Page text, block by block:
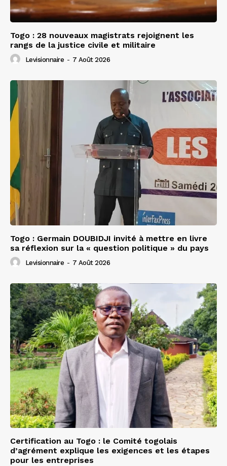
Togo : 28 nouveaux magistrats rejoignent les
rangs de la justice civile et militaire
Levisionnaire - 7 Août 2026
Togo : Germain DOUBIDJI invité à mettre en livre
sa réflexion sur la « question politique » du pays
Levisionnaire - 7 Août 2026
Certification au Togo : le Comité togolais
d’agrément explique les exigences et les étapes
pour les entreprises